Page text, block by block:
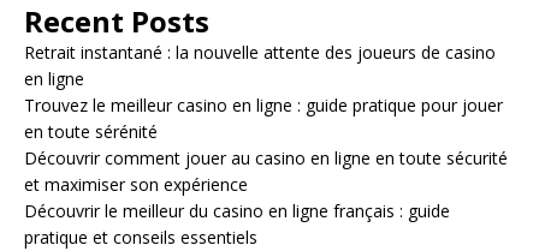
Recent Posts
Retrait instantané : la nouvelle attente des joueurs de casino
en ligne
Trouvez le meilleur casino en ligne : guide pratique pour jouer
en toute sérénité
Découvrir comment jouer au casino en ligne en toute sécurité
et maximiser son expérience
Découvrir le meilleur du casino en ligne français : guide
pratique et conseils essentiels